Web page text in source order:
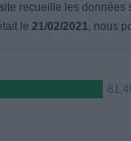
recueille les données
le 21/02/2021, nous